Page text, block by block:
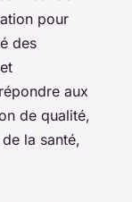
pour
des
aux
de qualité,
la santé,